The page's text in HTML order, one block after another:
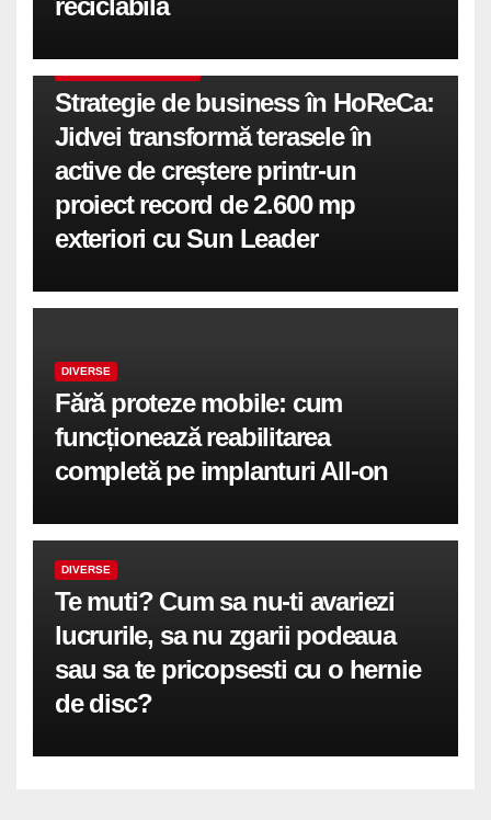
reciclabilă
Strategie de business în HoReCa:
Jidvei transformă terasele în
active de creștere printr-un
proiect record de 2.600 mp
exteriori cu Sun Leader
DIVERSE
Fără proteze mobile: cum
funcționează reabilitarea
completă pe implanturi All-on
DIVERSE
Te muti? Cum sa nu-ti avariezi
lucrurile, sa nu zgarii podeaua
sau sa te pricopsesti cu o hernie
de disc?